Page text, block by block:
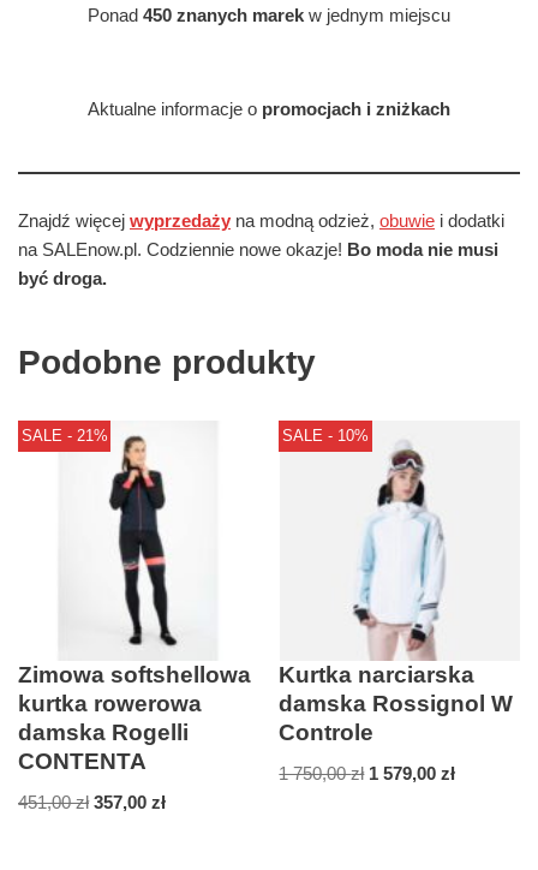
Ponad 450 znanych marek w jednym miejscu
Aktualne informacje o promocjach i zniżkach
Znajdź więcej wyprzedaży na modną odzież, obuwie i dodatki
na SALEnow.pl. Codziennie nowe okazje! Bo moda nie musi
być droga.
Podobne produkty
SALE - 21%
Zimowa softshellowa
kurtka rowerowa
damska Rogelli
CONTENTA
451,00zł 357,00 zł
SALE - 10%
Kurtka narciarska
damska Rossignol W
Controle
1 750,00zł 1 579,00zł